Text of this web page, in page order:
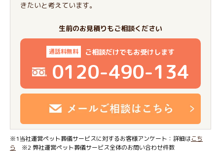
きたいと考えています。
生前のお見積りもご相談ください
通話料無料 ご相談だけでもお受けします
0120-490-134
※1当社運営ペット葬儀サービスに対するお客様アンケート：詳細はこち
ら
※2 弊社運営ペット葬儀サービス全体のお問い合わせ件数